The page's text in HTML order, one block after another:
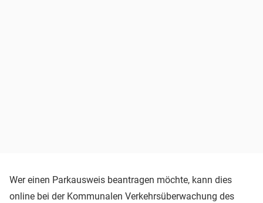
Wer einen Parkausweis beantragen möchte, kann dies
online bei der Kommunalen Verkehrsüberwachung des